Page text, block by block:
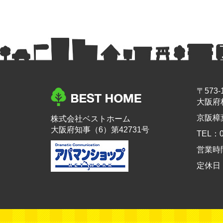
株式会社ベストホーム
大阪府知事（6）第42731号
〒573-
大阪府
京阪樟
TEL：
営業時
定休日